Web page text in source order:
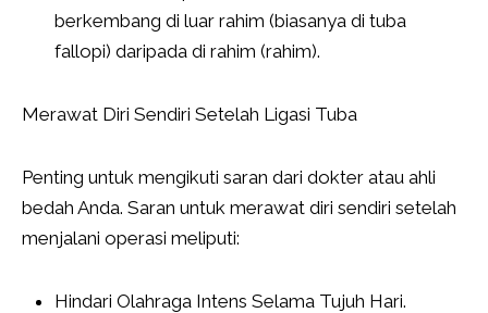
berkembang di luar rahim (biasanya di tuba
fallopi) daripada di rahim (rahim).
Merawat Diri Sendiri Setelah Ligasi Tuba
Penting untuk mengikuti saran dari dokter atau ahli
bedah Anda. Saran untuk merawat diri sendiri setelah
menjalani operasi meliputi:
Hindari Olahraga Intens Selama Tujuh Hari.